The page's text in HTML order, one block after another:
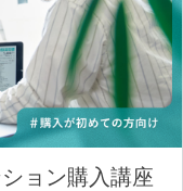
ョン購入講座